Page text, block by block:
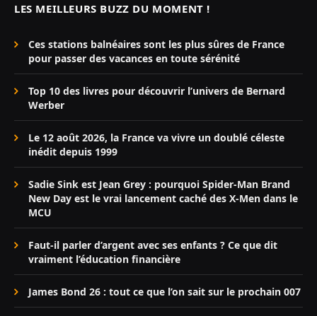
LES MEILLEURS BUZZ DU MOMENT !
Ces stations balnéaires sont les plus sûres de France
pour passer des vacances en toute sérénité
Top 10 des livres pour découvrir l’univers de Bernard
Werber
Le 12 août 2026, la France va vivre un doublé céleste
inédit depuis 1999
Sadie Sink est Jean Grey : pourquoi Spider-Man Brand
New Day est le vrai lancement caché des X-Men dans le
MCU
Faut-il parler d’argent avec ses enfants ? Ce que dit
vraiment l’éducation financière
James Bond 26 : tout ce que l’on sait sur le prochain 007